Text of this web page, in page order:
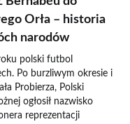
Orła – historia
narodów
polski futbol
Po burzliwym okresie i
Probierza, Polski
ogłosił nazwisko
reprezentacji